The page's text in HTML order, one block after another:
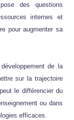
des questions
internes et
pour augmenter sa
de la
sur la trajectoire
le différencier du
ou dans
efficaces.